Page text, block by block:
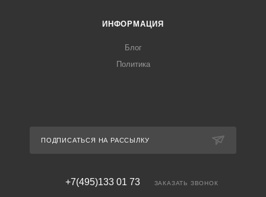
ИНФОРМАЦИЯ
Блог
Политика
ПОДПИСАТЬСЯ НА РАССЫЛКУ
+7(495)133 01 73 ЗАКАЗАТЬ ЗВОНОК